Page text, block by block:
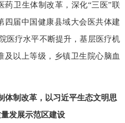
药卫生体制改革，深化“三医”联
四届中国健康县域大会医共体建
医疗水平不断提升，基层医疗机
及以上等级，乡镇卫生院心脑血
体制改革，以习近平生态文明思
发展示范区建设